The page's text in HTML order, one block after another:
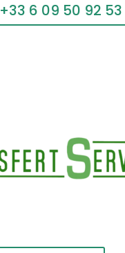
+33 6 09 50 92 53